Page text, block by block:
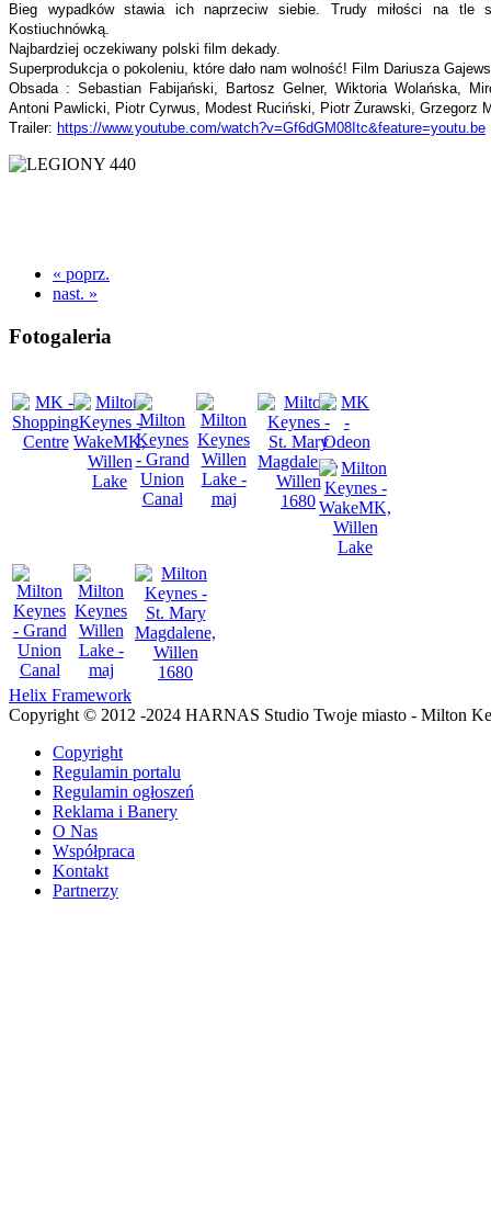
Bieg wypadków stawia ich naprzeciw siebie. Trudy miłości na tle
Kostiuchnówką.
Najbardziej oczekiwany polski film dekady.
Superprodukcja o pokoleniu, które dało nam wolność! Film Dariusza
Obsada : Sebastian Fabijański, Bartosz Gelner, Wiktoria Wolańska,
Antoni Pawlicki, Piotr Cyrwus, Modest Ruciński, Piotr Żurawski, Grzegorz
Trailer: https://www.youtube.com/watch?v=Gf6dGM08Itc&feature=youtu.be
« poprz.
nast. »
Fotogaleria
Helix Framework
Copyright © 2012 -2024 HARNAS Studio Twoje miasto - Milton
Copyright
Regulamin portalu
Regulamin ogłoszeń
Reklama i Banery
O Nas
Współpraca
Kontakt
Partnerzy